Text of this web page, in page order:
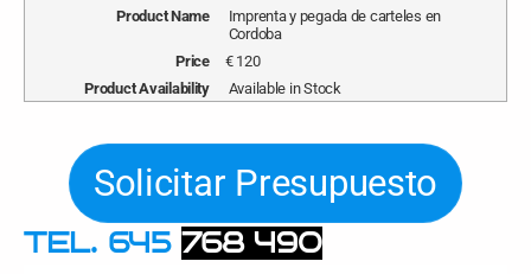
Product Name
Imprenta y pegada de carteles en
Cordoba
Price
€120
Product Availability
Available in Stock
Solicitar Presupuesto
TEL. 645 768 490